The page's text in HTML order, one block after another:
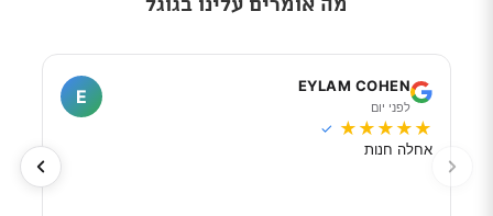
EYLAM COHEN
לפני יום
E
★
★
★
★
★
✓
אחלה חנות